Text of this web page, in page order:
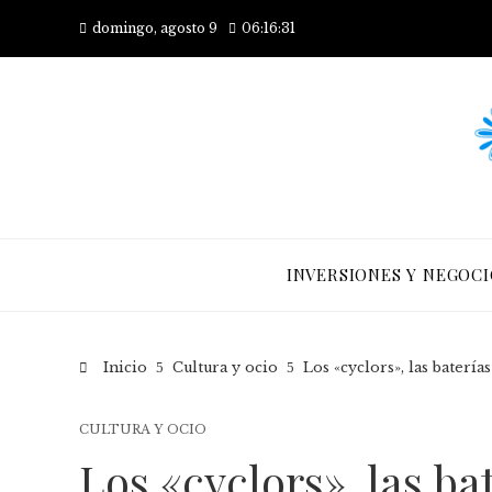
domingo, agosto 9 06:16:33
INVERSIONES Y
Inicio Cultura y ocio Los «cyclors», las
CULTURA Y OCIO